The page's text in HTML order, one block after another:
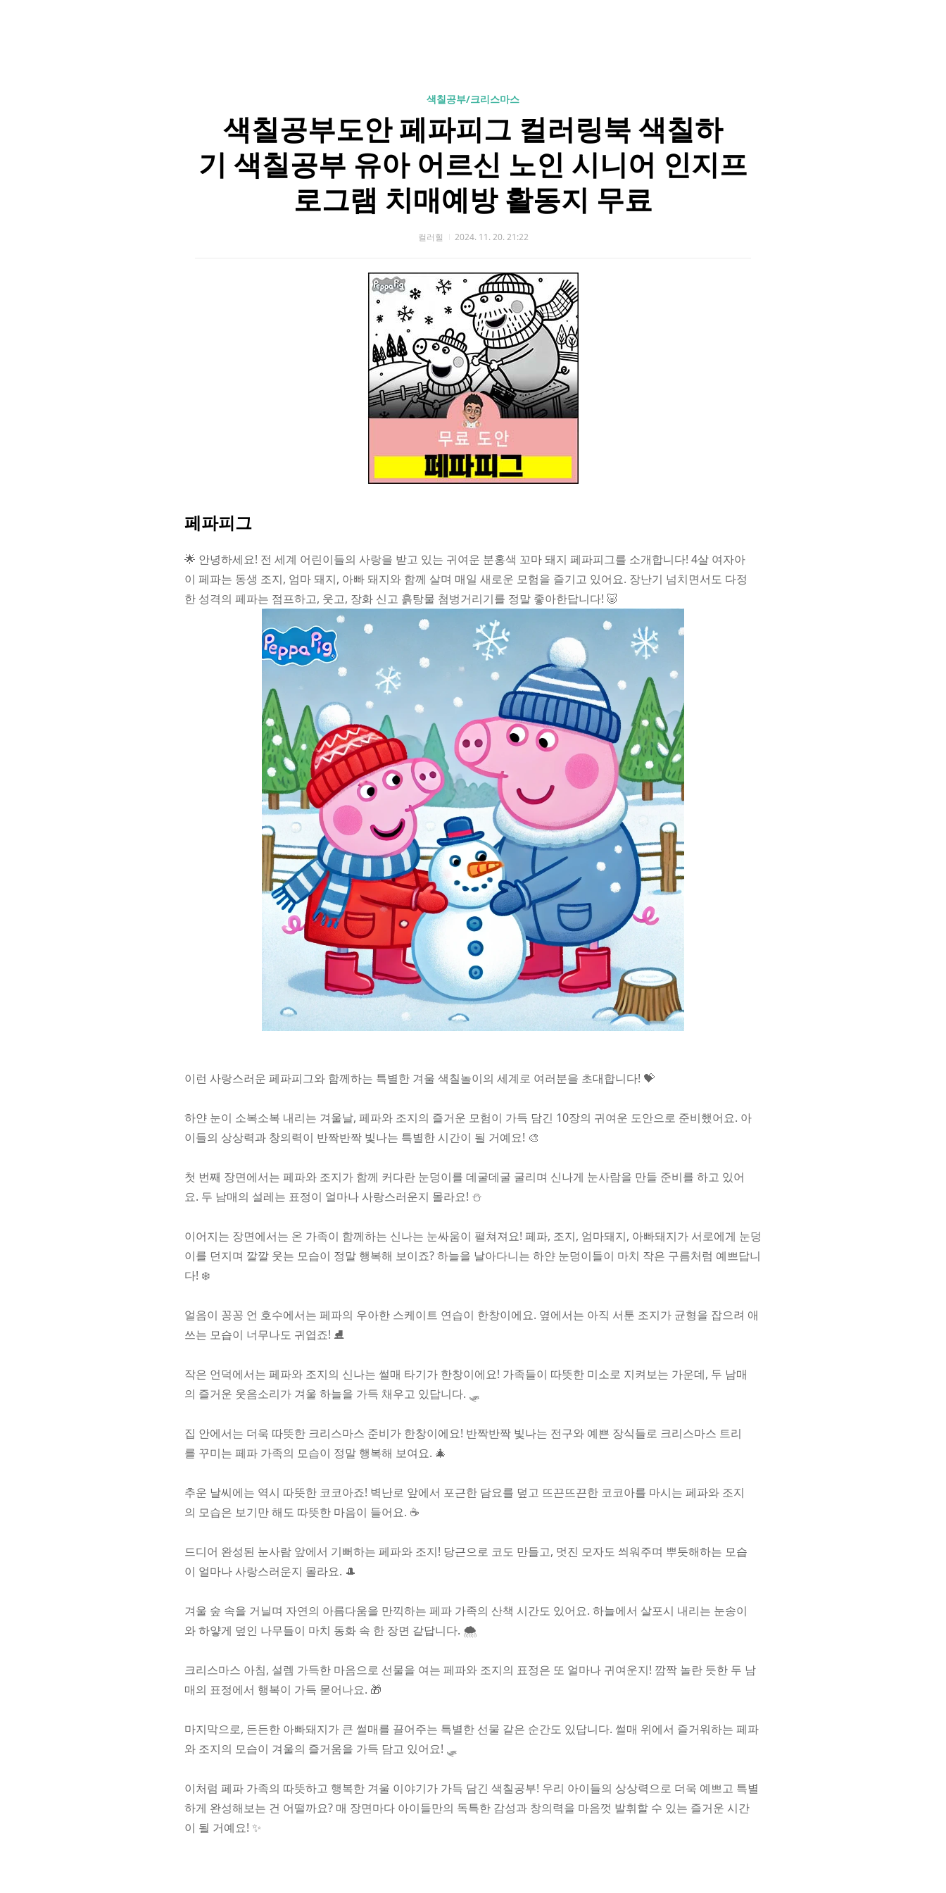
색칠공부/크리스마스
색칠공부도안 페파피그 컬러링북 색칠하
기 색칠공부 유아 어르신 노인 시니어 인지프
로그램 치매예방 활동지 무료
컬러힐 2024. 11. 20. 21:22
페파피그
🌟 안녕하세요! 전 세계 어린이들의 사랑을 받고 있는 귀여운 분홍색 꼬마 돼지 페파피그를 소개합니다! 4살 여자아
이 페파는 동생 조지, 엄마 돼지, 아빠 돼지와 함께 살며 매일 새로운 모험을 즐기고 있어요. 장난기 넘치면서도 다정
한 성격의 페파는 점프하고, 웃고, 장화 신고 흙탕물 첨벙거리기를 정말 좋아한답니다! 🐷
이런 사랑스러운 페파피그와 함께하는 특별한 겨울 색칠놀이의 세계로 여러분을 초대합니다! 💝
하얀 눈이 소복소복 내리는 겨울날, 페파와 조지의 즐거운 모험이 가득 담긴 10장의 귀여운 도안으로 준비했어요. 아
이들의 상상력과 창의력이 반짝반짝 빛나는 특별한 시간이 될 거예요! 🎨
첫 번째 장면에서는 페파와 조지가 함께 커다란 눈덩이를 데굴데굴 굴리며 신나게 눈사람을 만들 준비를 하고 있어
요. 두 남매의 설레는 표정이 얼마나 사랑스러운지 몰라요! ⛄
이어지는 장면에서는 온 가족이 함께하는 신나는 눈싸움이 펼쳐져요! 페파, 조지, 엄마돼지, 아빠돼지가 서로에게 눈덩
이를 던지며 깔깔 웃는 모습이 정말 행복해 보이죠? 하늘을 날아다니는 하얀 눈덩이들이 마치 작은 구름처럼 예쁘답니
다! ❄️
얼음이 꽁꽁 언 호수에서는 페파의 우아한 스케이트 연습이 한창이에요. 옆에서는 아직 서툰 조지가 균형을 잡으려 애
쓰는 모습이 너무나도 귀엽죠! ⛸️
작은 언덕에서는 페파와 조지의 신나는 썰매 타기가 한창이에요! 가족들이 따뜻한 미소로 지켜보는 가운데, 두 남매
의 즐거운 웃음소리가 겨울 하늘을 가득 채우고 있답니다. 🛷
집 안에서는 더욱 따뜻한 크리스마스 준비가 한창이에요! 반짝반짝 빛나는 전구와 예쁜 장식들로 크리스마스 트리
를 꾸미는 페파 가족의 모습이 정말 행복해 보여요. 🎄
추운 날씨에는 역시 따뜻한 코코아죠! 벽난로 앞에서 포근한 담요를 덮고 뜨끈뜨끈한 코코아를 마시는 페파와 조지
의 모습은 보기만 해도 따뜻한 마음이 들어요. ☕
드디어 완성된 눈사람 앞에서 기뻐하는 페파와 조지! 당근으로 코도 만들고, 멋진 모자도 씌워주며 뿌듯해하는 모습
이 얼마나 사랑스러운지 몰라요. 🎩
겨울 숲 속을 거닐며 자연의 아름다움을 만끽하는 페파 가족의 산책 시간도 있어요. 하늘에서 살포시 내리는 눈송이
와 하얗게 덮인 나무들이 마치 동화 속 한 장면 같답니다. 🌨️
크리스마스 아침, 설렘 가득한 마음으로 선물을 여는 페파와 조지의 표정은 또 얼마나 귀여운지! 깜짝 놀란 듯한 두 남
매의 표정에서 행복이 가득 묻어나요. 🎁
마지막으로, 든든한 아빠돼지가 큰 썰매를 끌어주는 특별한 선물 같은 순간도 있답니다. 썰매 위에서 즐거워하는 페파
와 조지의 모습이 겨울의 즐거움을 가득 담고 있어요! 🛷
이처럼 페파 가족의 따뜻하고 행복한 겨울 이야기가 가득 담긴 색칠공부! 우리 아이들의 상상력으로 더욱 예쁘고 특별
하게 완성해보는 건 어떨까요? 매 장면마다 아이들만의 독특한 감성과 창의력을 마음껏 발휘할 수 있는 즐거운 시간
이 될 거예요! ✨